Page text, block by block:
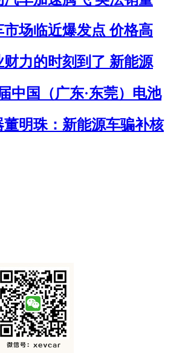
市场临近爆发点 价格高
财力的时刻到了 新能源
中国（广东·东莞）电池
董明珠：新能源车骗补核